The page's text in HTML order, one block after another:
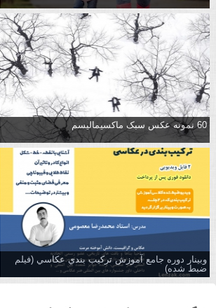
60 نمونه عکس سبک ماکسیمالیسم
وبینار دوره جامع آموزش تركيب بندي عكاسي (فیلم
ضبط شده)